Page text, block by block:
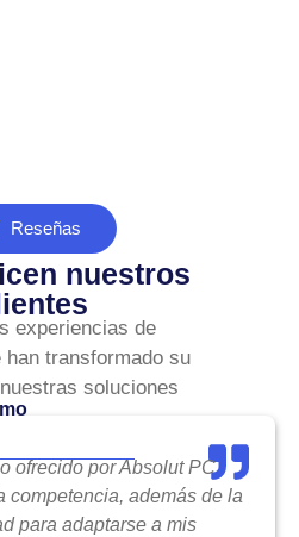
Reseñas
nuestros
experiencias de
han transformado su
soluciones
ofrecido por Absolut PC
competencia, además de la
para adaptarse a mis